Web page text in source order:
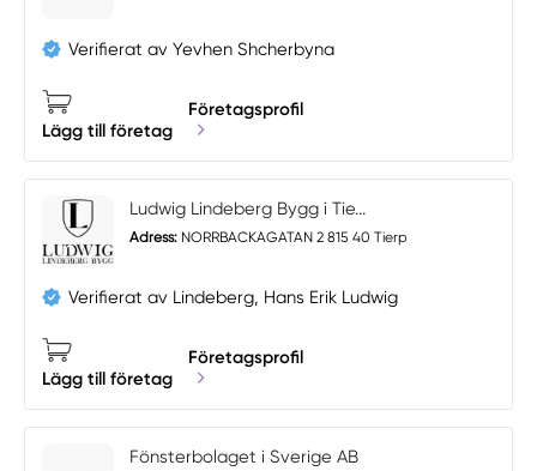
Verifierat av Yevhen Shcherbyna
Lägg till företag
Företagsprofil
Ludwig Lindeberg Bygg i Tie...
Adress: NORRBACKAGATAN 2 815 40 Tierp
Verifierat av Lindeberg, Hans Erik Ludwig
Lägg till företag
Företagsprofil
Fönsterbolaget i Sverige AB